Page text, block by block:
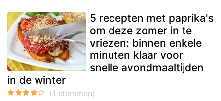
5 recepten met paprika's
om deze zomer in te
vriezen: binnen enkele
minuten klaar voor
snelle avondmaaltijden
in de winter